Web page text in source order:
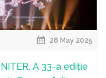
28 May 2025
A 33-a ediție